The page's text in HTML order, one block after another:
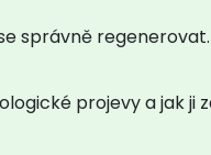
správně
projevy a jak